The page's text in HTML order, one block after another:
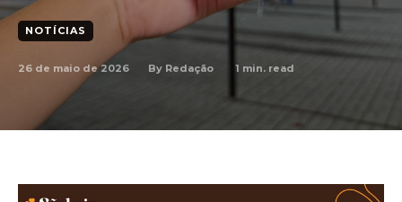
NOTÍCIAS
26 de maio de 2026 By Redação 1 min. read